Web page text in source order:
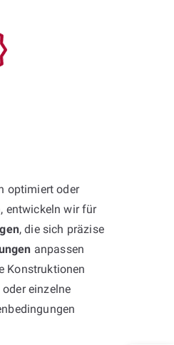
optimiert oder
entwickeln wir für
, die sich präzise
anpassen
Konstruktionen
einzelne